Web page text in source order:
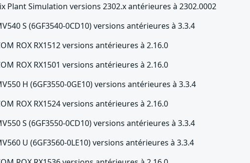
Plant Simulation versions 2302.x antérieures à 2302.0002
S (6GF3540-0CD10) versions antérieures à 3.3.4
ROX RX1512 versions antérieures à 2.16.0
ROX RX1501 versions antérieures à 2.16.0
H (6GF3550-0GE10) versions antérieures à 3.3.4
ROX RX1524 versions antérieures à 2.16.0
S (6GF3550-0CD10) versions antérieures à 3.3.4
U (6GF3560-0LE10) versions antérieures à 3.3.4